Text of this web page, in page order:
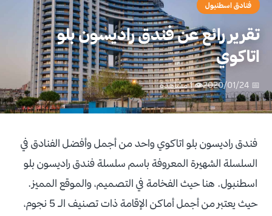
فنادق اسطنبول
تقرير رائع عن فندق راديسون بلو
اتاكوي
📅 2020/01/24 👁 1 مشاهدة
فندق راديسون بلو اتاكوي واحد من أجمل وأفضل الفنادق في
السلسلة الشهيرة المعروفة باسم سلسلة فندق راديسون بلو
اسطنبول. هنا حيث الفخامة في التصميم، والموقع المميز.
حيث يعتبر من أجمل أماكن الإقامة ذات تصنيف الـ 5 نجوم،